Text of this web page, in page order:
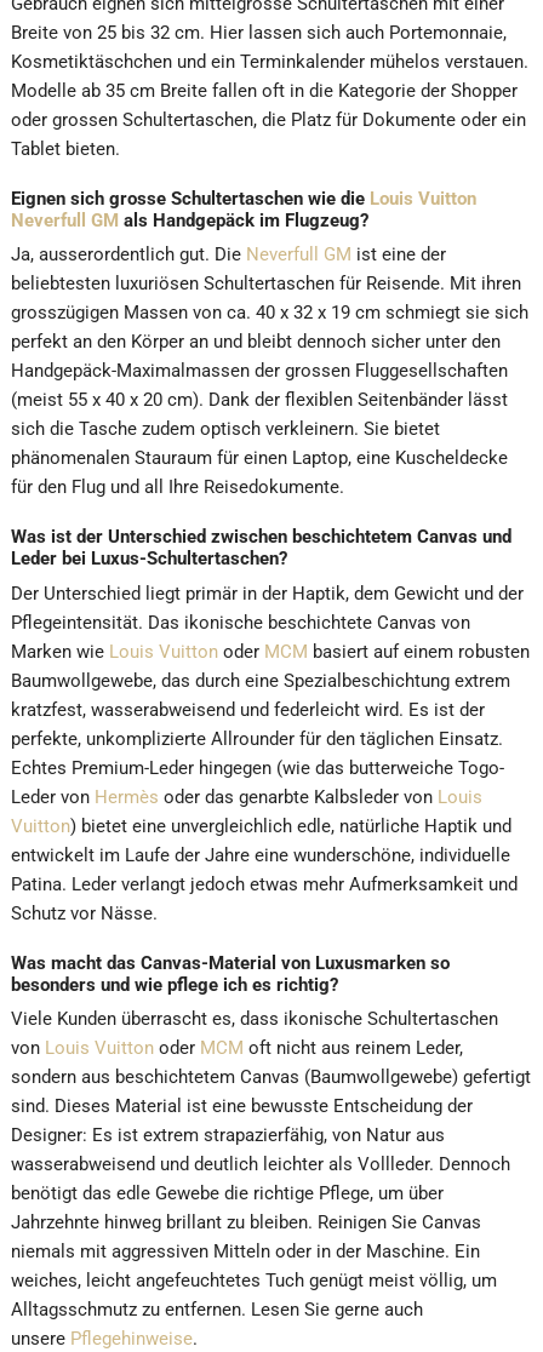
Breite von 25 bis 32 cm. Hier lassen sich auch Portemonnaie,
Kosmetiktäschchen und ein Terminkalender mühelos verstauen.
Modelle ab 35 cm Breite fallen oft in die Kategorie der Shopper
oder grossen Schultertaschen, die Platz für Dokumente oder ein
Tablet bieten.
Eignen sich grosse Schultertaschen wie die Louis Vuitton
Neverfull GM als Handgepäck im Flugzeug?
Ja, ausserordentlich gut. Die Neverfull GM ist eine der
beliebtesten luxuriösen Schultertaschen für Reisende. Mit ihren
grosszügigen Massen von ca. 40 x 32 x 19 cm schmiegt sie sich
perfekt an den Körper an und bleibt dennoch sicher unter den
Handgepäck-Maximalmassen der grossen Fluggesellschaften
(meist 55 x 40 x 20 cm). Dank der flexiblen Seitenbänder lässt
sich die Tasche zudem optisch verkleinern. Sie bietet
phänomenalen Stauraum für einen Laptop, eine Kuscheldecke
für den Flug und all Ihre Reisedokumente.
Was ist der Unterschied zwischen beschichtetem Canvas und
Leder bei Luxus-Schultertaschen?
Der Unterschied liegt primär in der Haptik, dem Gewicht und der
Pflegeintensität. Das ikonische beschichtete Canvas von
Marken wie Louis Vuitton oder MCM basiert auf einem robusten
Baumwollgewebe, das durch eine Spezialbeschichtung extrem
kratzfest, wasserabweisend und federleicht wird. Es ist der
perfekte, unkomplizierte Allrounder für den täglichen Einsatz.
Echtes Premium-Leder hingegen (wie das butterweiche Togo-
Leder von Hermès oder das genarbte Kalbsleder von Louis
Vuitton) bietet eine unvergleichlich edle, natürliche Haptik und
entwickelt im Laufe der Jahre eine wunderschöne, individuelle
Patina. Leder verlangt jedoch etwas mehr Aufmerksamkeit und
Schutz vor Nässe.
Was macht das Canvas-Material von Luxusmarken so
besonders und wie pflege ich es richtig?
Viele Kunden überrascht es, dass ikonische Schultertaschen
von Louis Vuitton oder MCM oft nicht aus reinem Leder,
sondern aus beschichtetem Canvas (Baumwollgewebe) gefertigt
sind. Dieses Material ist eine bewusste Entscheidung der
Designer: Es ist extrem strapazierfähig, von Natur aus
wasserabweisend und deutlich leichter als Vollleder. Dennoch
benötigt das edle Gewebe die richtige Pflege, um über
Jahrzehnte hinweg brillant zu bleiben. Reinigen Sie Canvas
niemals mit aggressiven Mitteln oder in der Maschine. Ein
weiches, leicht angefeuchtetes Tuch genügt meist völlig, um
Alltagsschmutz zu entfernen. Lesen Sie gerne auch
unsere Pflegehinweise.